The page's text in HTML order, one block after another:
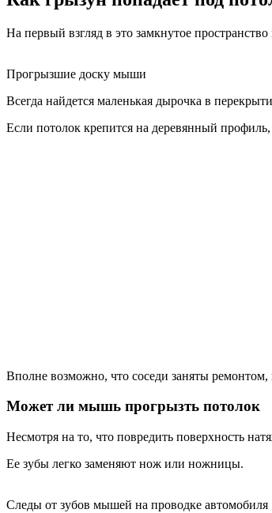
На первый взгляд в это замкнутое
Прогрызшие доску мыши
Всегда найдется маленькая дырочка в
Если потолок крепится на деревянный
Вполне возможно, что соседи заняты
Может ли мышь прогрызть потолок
Несмотря на то, что повредить поверхность
Ее зубы легко заменяют нож или ножницы.
Следы от зубов мышей на проводке автомобиля